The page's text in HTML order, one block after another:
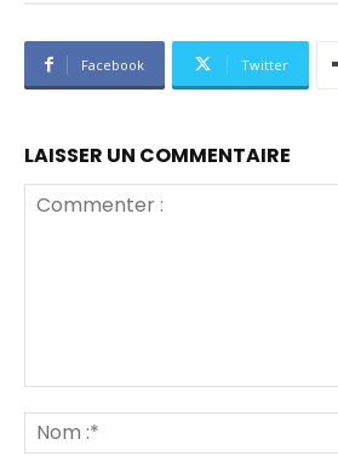
Facebook Twitter
LAISSER UN COMMENTAIRE